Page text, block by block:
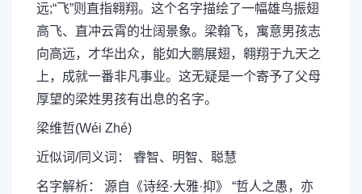
远;“飞”则直指翱翔。这个名字描绘了一幅雄鸟振翅
高飞、直冲云霄的壮阔景象。梁翰飞，寓意男孩志
向高远，才华出众，能如大鹏展翅，翱翔于九天之
上，成就一番非凡事业。这无疑是一个寄予了父母
厚望的梁姓男孩有出息的名字。
梁维哲(Wéi Zhé)
近似词/同义词： 睿智、明智、聪慧
名字解析： 源自《诗经·大雅·抑》 “哲人之愚，亦